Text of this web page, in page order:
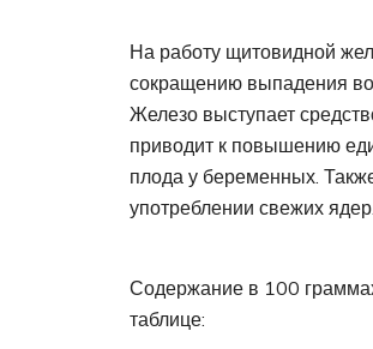
На работу щитовидной
сокращению выпадения
Железо выступает
приводит к повышению
плода у беременных.
употреблении свежих ядер.
Содержание в 100
таблице: